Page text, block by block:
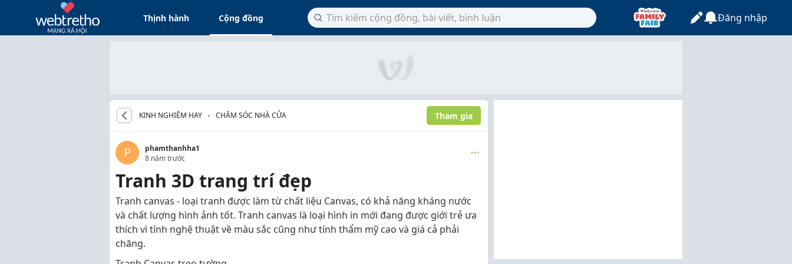
Thịnh hành Cộng đồng Đăng nhập
KINH NGHIỆM HAY CHĂM SÓC NHÀ CỬA Tham gia
P
phamthanhha1
8 năm trước
Tranh 3D trang trí đẹp
Tranh canvas - loại tranh được làm từ chất liệu Canvas, có khả năng kháng nước
và chất lượng hình ảnh tốt. Tranh canvas là loại hình in mới đang được giới trẻ ưa
thích vì tính nghệ thuật về màu sắc cũng như tính thẩm mỹ cao và giá cả phải
chăng.